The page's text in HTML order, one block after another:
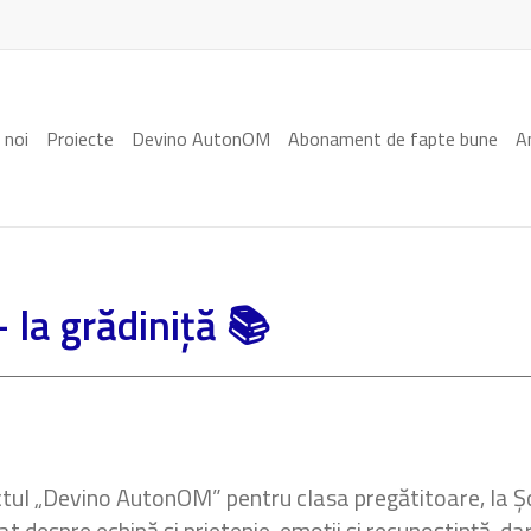
Proiecte Devino AutonOM Abonament de fapte bune
la grădiniță 📚
„Devino AutonOM” pentru clasa pregătitoare, la